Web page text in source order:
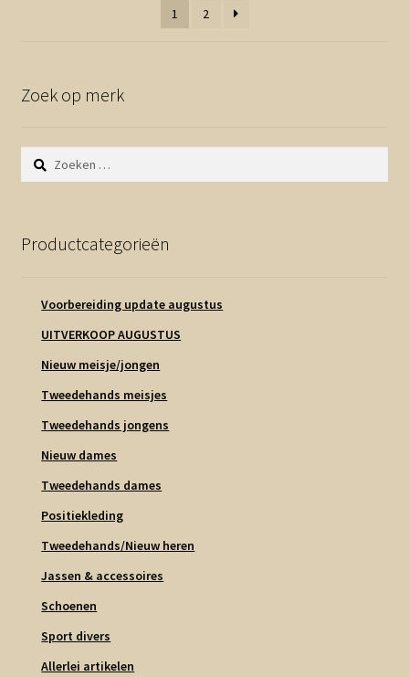
1 2
Zoek op merk
Zoeken
naar:
Productcategorieën
Voorbereiding update augustus
UITVERKOOP AUGUSTUS
Nieuw meisje/jongen
Tweedehands meisjes
Tweedehands jongens
Nieuw dames
Tweedehands dames
Positiekleding
Tweedehands/Nieuw heren
Jassen & accessoires
Schoenen
Sport divers
Allerlei artikelen